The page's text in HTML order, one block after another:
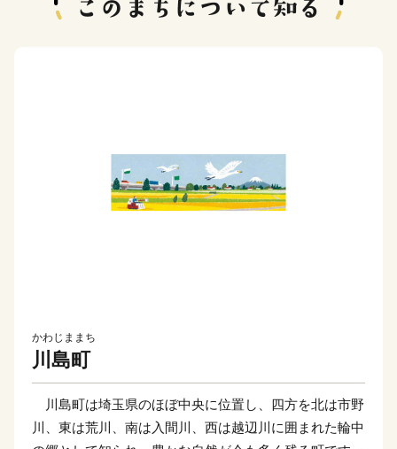
かわじままち
川島町
川島町は埼玉県のほぼ中央に位置し、四方を北は市野
川、東は荒川、南は入間川、西は越辺川に囲まれた輪中